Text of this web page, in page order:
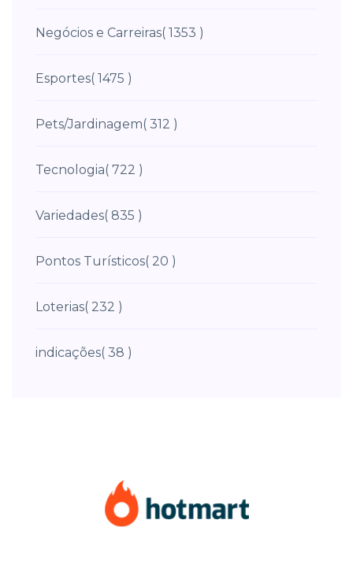
Negócios e Carreiras( 1353 )
Esportes( 1475 )
Pets/Jardinagem( 312 )
Tecnologia( 722 )
Variedades( 835 )
Pontos Turísticos( 20 )
Loterias( 232 )
indicações( 38 )